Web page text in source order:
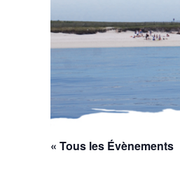
« Tous les Évènements